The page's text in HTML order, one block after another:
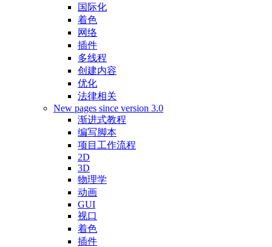
国际化
着色
网络
插件
多线程
创建内容
优化
法律相关
New pages since version 3.0
渐进式教程
编写脚本
项目工作流程
2D
3D
物理学
动画
GUI
视口
着色
插件